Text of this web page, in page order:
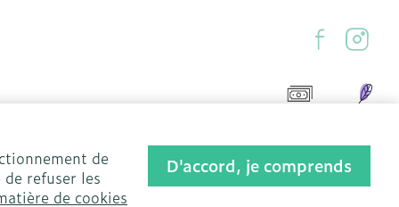
de
refuser les
de cookies
D'accord, je comprends